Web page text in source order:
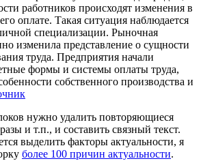
работников происходят изменения в
оплате. Такая ситуация наблюдается
специализации. Рыночная
изменила представление о сущности
труда. Предприятия начали
формы и системы оплаты труда,
собственного производства и
нужно удалить повторяющиеся
и т.п., и составить связный текст.
выделить факторы актуальности, я
более 100 причин актуальности.